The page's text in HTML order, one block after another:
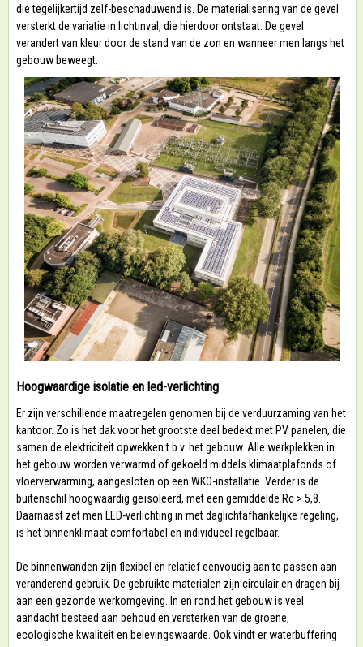
die tegelijkertijd zelf-beschaduwend is. De materialisering van de gevel
versterkt de variatie in lichtinval, die hierdoor ontstaat. De gevel
verandert van kleur door de stand van de zon en wanneer men langs het
gebouw beweegt.
Hoogwaardige isolatie en led-verlichting
Er zijn verschillende maatregelen genomen bij de verduurzaming van het
kantoor. Zo is het dak voor het grootste deel bedekt met PV panelen, die
samen de elektriciteit opwekken t.b.v. het gebouw. Alle werkplekken in
het gebouw worden verwarmd of gekoeld middels klimaatplafonds of
vloerverwarming, aangesloten op een WKO-installatie. Verder is de
buitenschil hoogwaardig geïsoleerd, met een gemiddelde Rc > 5,8.
Daarnaast zet men LED-verlichting in met daglichtafhankelijke regeling,
is het binnenklimaat comfortabel en individueel regelbaar.
De binnenwanden zijn flexibel en relatief eenvoudig aan te passen aan
veranderend gebruik. De gebruikte materialen zijn circulair en dragen bij
aan een gezonde werkomgeving. In en rond het gebouw is veel
aandacht besteed aan behoud en versterken van de groene,
ecologische kwaliteit en belevingswaarde. Ook vindt er waterbuffering